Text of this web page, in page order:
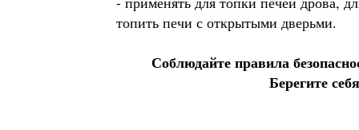
топить печи с открытыми дверьми.
Соблюдайте правила
Берегите